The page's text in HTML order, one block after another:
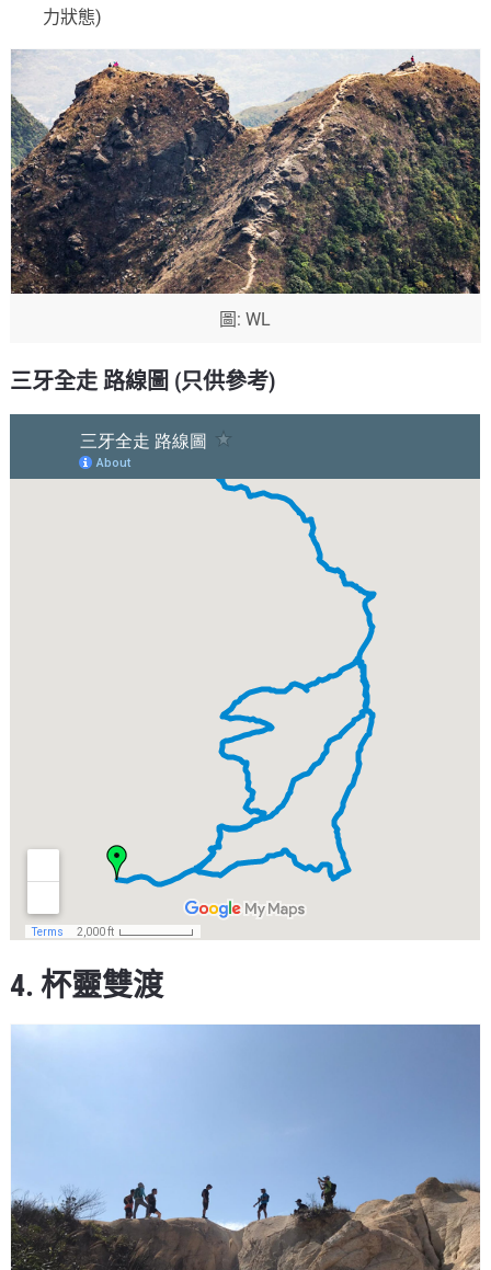
力狀態)
圖: WL
三牙全走 路線圖 (只供參考)
4. 杯靈雙渡